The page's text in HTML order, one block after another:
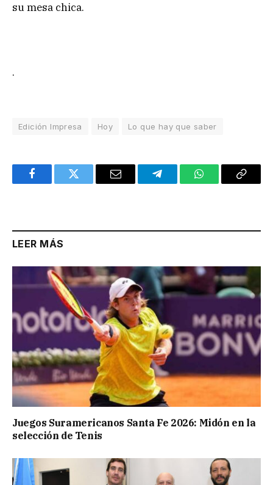
su mesa chica.
.
Edición Impresa Hoy Lo que hay que saber
FacebookTwitter Email TelegramWhatsAppCopy
LEER MÁS
Juegos Suramericanos Santa Fe 2026: Midón en la
selección de Tenis